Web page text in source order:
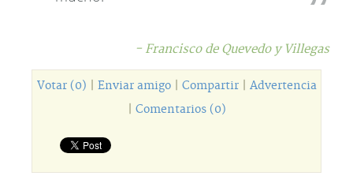
- Francisco de Quevedo y Villegas
Votar (0) Enviar amigo| Compartir| Advertencia
Comentarios (0)